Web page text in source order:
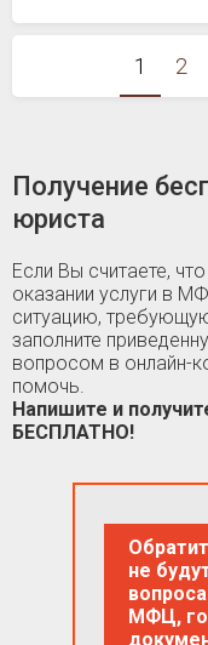
1 2
Получение
юриста
Если Вы считаете,
оказании услуги в
ситуацию,
заполните
вопросом в онлайн-
помочь.
Напишите и
БЕСПЛАТНО!
не
МФЦ,